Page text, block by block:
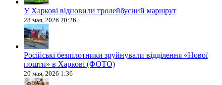
У Харкові відновили тролейбусний маршрут
28 мая, 2026 20:26
Російські безпілотники зруйнували відділення «Нової
пошти» в Харкові (ФОТО)
20 мая, 2026 1:36